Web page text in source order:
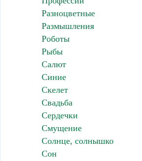
Разноцветные
Размышления
Роботы
Рыбы
Салют
Синие
Скелет
Свадьба
Сердечки
Смущение
Солнце, солнышко
Сон